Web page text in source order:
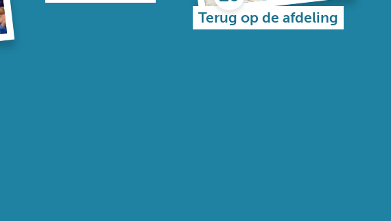
Terug op de afdeling